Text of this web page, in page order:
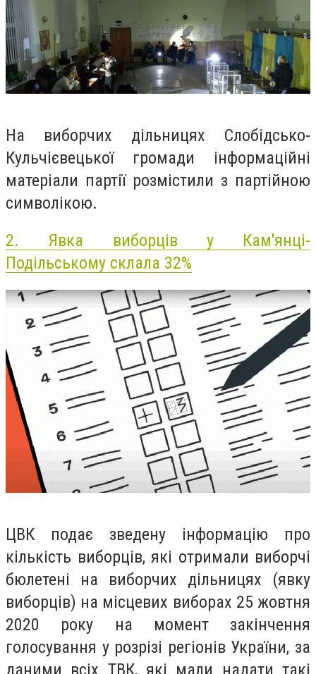
На виборчих дільницях Слобідсько-
Кульчієвецької громади інформаційні
матеріали партії розмістили з партійною
символікою.
2. Явка виборців у Кам'янці-
Подільському склала 32%
ЦВК подає зведену інформацію про
кількість виборців, які отримали виборчі
бюлетені на виборчих дільницях (явку
виборців) на місцевих виборах 25 жовтня
2020 року на момент закінчення
голосування у розрізі регіонів України, за
даними всіх ТВК, які мали надати такі